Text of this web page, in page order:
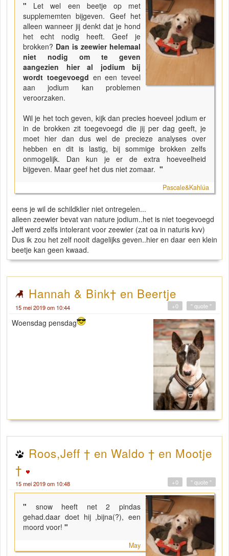
" Let wel een beetje op met
supplememten bijgeven. Geef het
alleen wanneer jij denkt dat je hond
het echt nodig heeft. Geef je
brokken? Dan is zeewier helemaal
niet nodig om te geven
aangezien hier al jodium bij
wordt toegevoegd en een teveel
aan jodium kan problemen
veroorzaken.
Wil je het toch geven, kijk dan precies hoeveel jodium er
in de brokken zit toegevoegd die jij per dag geeft, je
moet hier dan dus wel de precieze analyses over
hebben en dit is lastig, bij sommige brokken zelfs
onmogelijk. Dan kun je er de extra hoeveelheid
bijgeven. Maar geef het dus niet zomaar. "
Pascale&Kahlúa
eens je wil de schildklier niet ontregelen...
alleen zeewier bevat van nature jodium..het is niet toegevoegd
Jeff werd zelfs intolerant voor zeewier (zat oa in naturis kvv)
Dus ik zou het zelf nooit dagelijks geven..hier en daar een klein
beetje kan geen kwaad.
Hannah & Bink† en Beertje
15 mei 2019 om 10:44 " quote "
+0
Woensdag pensdag
Roos,Jeff † en Waldo † en Mootje
†
15 mei 2019 om 10:48 " quote "
+0
" snow heeft net 2 pindas
gehad.daar doet hij ,bijna(?), een
moord voor! "
May